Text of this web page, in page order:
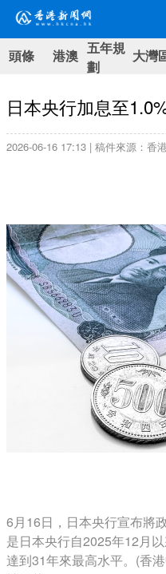
頭條 港澳 五年規
劃
大灣
日本央行加息至
2026-06-16 17:13 | 稿件來源：香
6月16日，日本央行宣布將
是日本央行自2025年12月
達到31年來最高水平。(香